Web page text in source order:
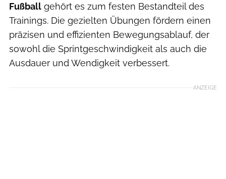
Fußball gehört es zum festen Bestandteil des
Trainings. Die gezielten Übungen fördern einen
präzisen und effizienten Bewegungsablauf, der
sowohl die Sprintgeschwindigkeit als auch die
Ausdauer und Wendigkeit verbessert.
ANZEIGE